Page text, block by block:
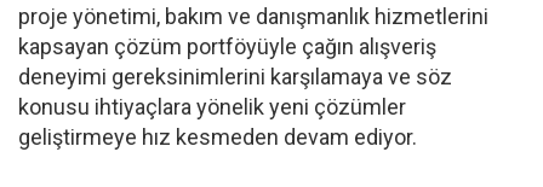
proje yönetimi, bakım ve danışmanlık hizmetlerini
kapsayan çözüm portföyüyle çağın alışveriş
deneyimi gereksinimlerini karşılamaya ve söz
konusu ihtiyaçlara yönelik yeni çözümler
geliştirmeye hız kesmeden devam ediyor.